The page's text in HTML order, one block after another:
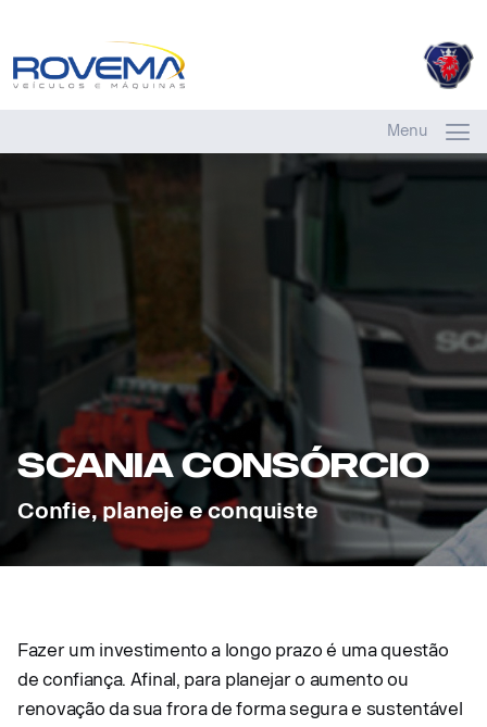
Menu
Scania Consórcio
Confie, planeje e conquiste
Fazer um investimento a longo prazo é uma questão
de confiança. Afinal, para planejar o aumento ou
renovação da sua frora de forma segura e sustentável